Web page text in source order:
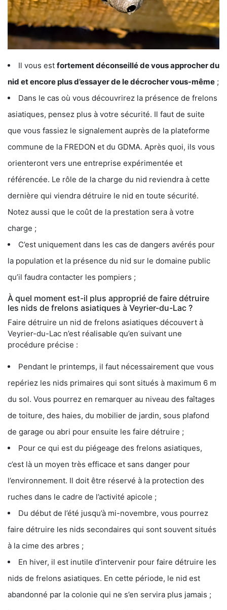
Il vous est fortement déconseillé de vous approcher du
nid et encore plus d’essayer de le décrocher vous-même ;
Dans le cas où vous découvrirez la présence de frelons
asiatiques, pensez plus à votre sécurité. Il faut de suite
que vous fassiez le signalement auprès de la plateforme
commune de la FREDON et du GDMA. Après quoi, ils vous
orienteront vers une entreprise expérimentée et
référencée. Le rôle de la charge du nid reviendra à cette
dernière qui viendra détruire le nid en toute sécurité.
Notez aussi que le coût de la prestation sera à votre
charge ;
C’est uniquement dans les cas de dangers avérés pour
la population et la présence du nid sur le domaine public
qu’il faudra contacter les pompiers ;
À quel moment est-il plus approprié de faire détruire
les nids de frelons asiatiques à Veyrier-du-Lac ?
Faire détruire un nid de frelons asiatiques découvert à
Veyrier-du-Lac n’est réalisable qu’en suivant une
procédure précise :
Pendant le printemps, il faut nécessairement que vous
repériez les nids primaires qui sont situés à maximum 6 m
du sol. Vous pourrez en remarquer au niveau des faîtages
de toiture, des haies, du mobilier de jardin, sous plafond
de garage ou abri pour ensuite les faire détruire ;
Pour ce qui est du piégeage des frelons asiatiques,
c’est là un moyen très efficace et sans danger pour
l’environnement. Il doit être réservé à la protection des
ruches dans le cadre de l’activité apicole ;
Du début de l’été jusqu’à mi-novembre, vous pourrez
faire détruire les nids secondaires qui sont souvent situés
à la cime des arbres ;
En hiver, il est inutile d’intervenir pour faire détruire les
nids de frelons asiatiques. En cette période, le nid est
abandonné par la colonie qui ne s’en servira plus jamais ;